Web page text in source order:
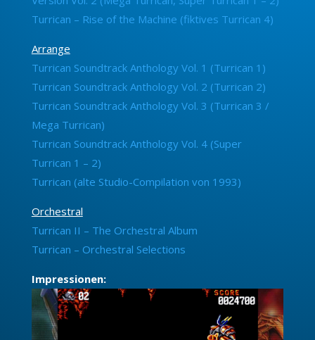
Turrican – Rise of the Machine (fiktives Turrican 4)
Arrange
Turrican Soundtrack Anthology Vol. 1 (Turrican 1)
Turrican Soundtrack Anthology Vol. 2 (Turrican 2)
Turrican Soundtrack Anthology Vol. 3 (Turrican 3 /
Mega Turrican)
Turrican Soundtrack Anthology Vol. 4 (Super
Turrican 1 – 2)
Turrican (alte Studio-Compilation von 1993)
Orchestral
Turrican II – The Orchestral Album
Turrican – Orchestral Selections
Impressionen: